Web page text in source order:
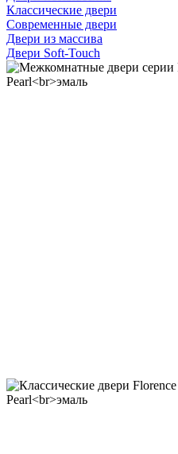
Классические двери
Современные двери
Двери из массива
Двери Soft-Touch